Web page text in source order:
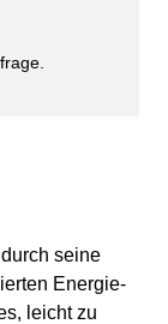
seine
Energie-
leicht zu